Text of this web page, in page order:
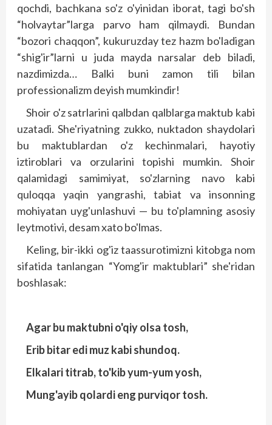
qochdi, bachkana so'z o'yinidan iborat, tagi bo'sh
“holvaytar”larga parvo ham qilmaydi. Bundan
“bozori chaqqon”, kukuruzday tez hazm bo'ladigan
“shig'ir”larni u juda mayda narsalar deb biladi,
nazdimizda… Balki buni zamon tili bilan
professionalizm deyish mumkindir!
Shoir o'z satrlarini qalbdan qalblarga maktub kabi
uzatadi. She'riyatning zukko, nuktadon shaydolari
bu maktublardan o'z kechinmalari, hayotiy
iztiroblari va orzularini topishi mumkin. Shoir
qalamidagi samimiyat, so'zlarning navo kabi
quloqqa yaqin yangrashi, tabiat va insonning
mohiyatan uyg'unlashuvi — bu to'plamning asosiy
leytmotivi, desam xato bo'lmas.
Keling, bir-ikki og'iz taassurotimizni kitobga nom
sifatida tanlangan “Yomg'ir maktublari” she'ridan
boshlasak:
Agar bu maktubni o'qiy olsa tosh,
Erib bitar edi muz kabi shundoq.
Elkalari titrab, to'kib yum-yum yosh,
Mung'ayib qolardi eng purviqor tosh.